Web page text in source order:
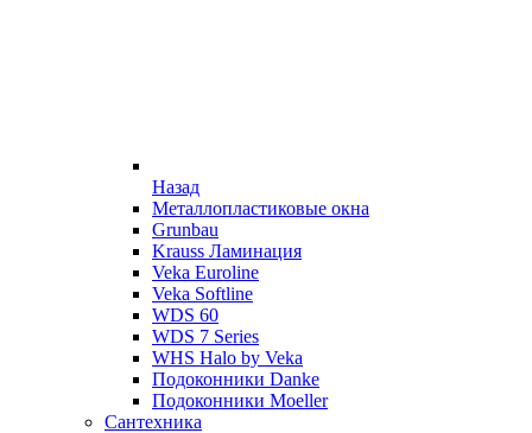
Назад
Металлопластиковые окна
Grunbau
Krauss Ламинация
Veka Euroline
Veka Softline
WDS 60
WDS 7 Series
WHS Halo by Veka
Подоконники Danke
Подоконники Moeller
Сантехника